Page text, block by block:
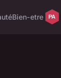
Bien-etre